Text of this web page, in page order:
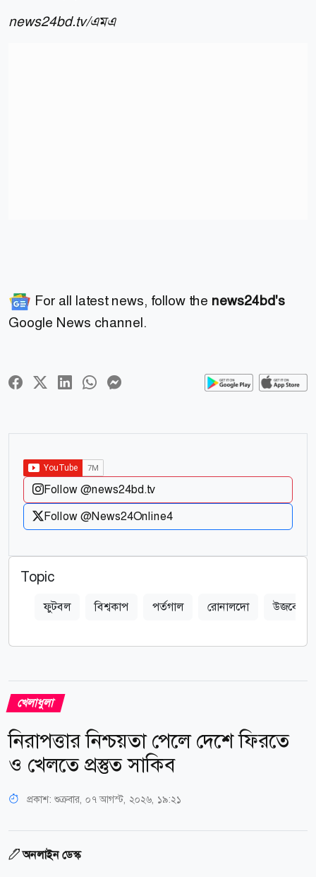
news24bd.tv/এমএ
For all latest news, follow the news24bd's
Google News channel.
Follow @news24bd.tv
Follow @News24Online4
Topic
ফুটবল বিশ্বকাপ পর্তগাল রোনালদো
খেলাধুলা
নিরাপত্তার নিশ্চয়তা পেলে দেশে ফিরতে
ও খেলতে প্রস্তুত সাকিব
প্রকাশ: শুক্রবার, ০৭ আগস্ট, ২০২৬, ১৯:২১
অনলাইন ডেস্ক